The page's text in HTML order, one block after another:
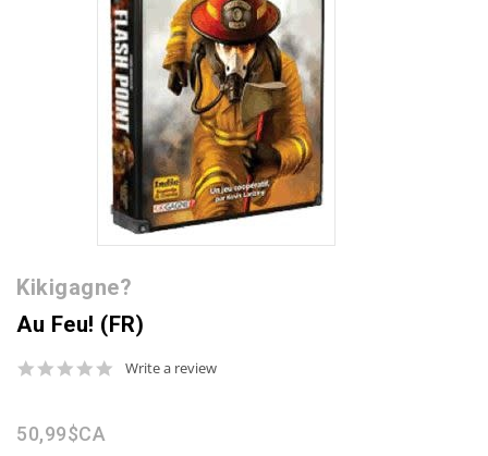
Kikigagne?
Au Feu! (FR)
0.0
Write a review
50,99$CA